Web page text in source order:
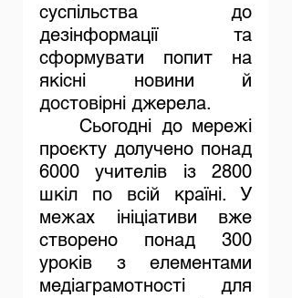
суспільства до
дезінформації та
сформувати попит на
якісні новини й
достовірні джерела.
	Сьогодні до мережі
проєкту долучено понад
6000 учителів із 2800
шкіл по всій країні. У
межах ініціативи вже
створено понад 300
уроків з елементами
медіаграмотності для